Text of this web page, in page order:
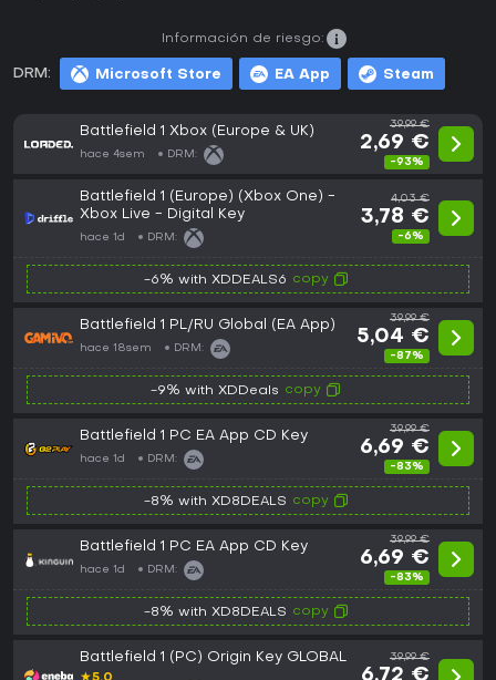
DRM: Microsoft Store EA App Steam
Información de riesgo:
Battlefield 1 Xbox (Europe & UK)
hace 4sem DRM:
39,99 €
2,69 €
-93%
Battlefield 1 (Europe) (Xbox One) -
Xbox Live - Digital Key
hace 1d DRM:
4,03 €
3,78 €
-6%
-6% with XDDEALS6 copy
Battlefield 1 PL/RU Global (EA App)
hace 18sem DRM:
39,99 €
5,04 €
-87%
-9% with XDDeals copy
Battlefield 1 PC EA App CD Key
hace 1d DRM:
39,99 €
6,69 €
-83%
-8% with XD8DEALS copy
Battlefield 1 PC EA App CD Key
hace 1d DRM:
39,99 €
6,69 €
-83%
-8% with XD8DEALS copy
Battlefield 1 (PC) Origin Key GLOBAL 39,99 €
6,72 €